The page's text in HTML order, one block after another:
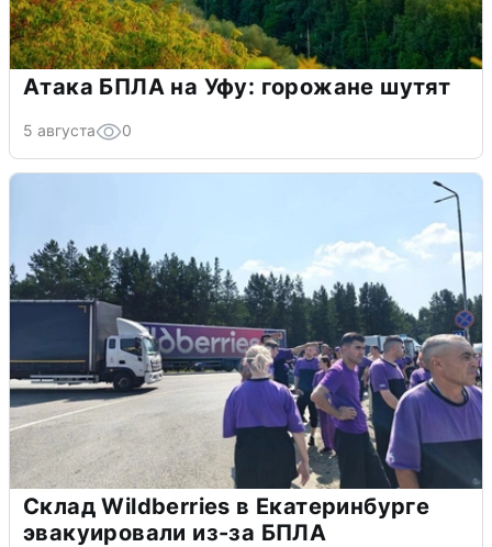
Атака БПЛА на Уфу: горожане шутят
5 августа 0
Склад Wildberries в Екатеринбурге
эвакуировали из-за БПЛА